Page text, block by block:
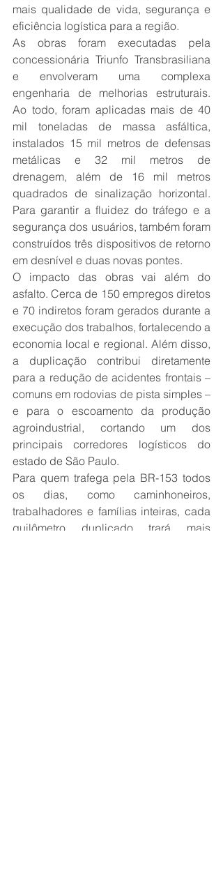
mais qualidade de vida, segurança e
eficiência logística para a região.
As obras foram executadas pela
concessionária Triunfo Transbrasiliana
e envolveram uma complexa
engenharia de melhorias estruturais.
Ao todo, foram aplicadas mais de 40
mil toneladas de massa asfáltica,
instalados 15 mil metros de defensas
metálicas e 32 mil metros de
drenagem, além de 16 mil metros
quadrados de sinalização horizontal.
Para garantir a fluidez do tráfego e a
segurança dos usuários, também foram
construídos três dispositivos de retorno
em desnível e duas novas pontes.
O impacto das obras vai além do
asfalto. Cerca de 150 empregos diretos
e 70 indiretos foram gerados durante a
execução dos trabalhos, fortalecendo a
economia local e regional. Além disso,
a duplicação contribui diretamente
para a redução de acidentes frontais –
comuns em rodovias de pista simples –
e para o escoamento da produção
agroindustrial, cortando um dos
principais corredores logísticos do
estado de São Paulo.
Para quem trafega pela BR-153 todos
os dias, como caminhoneiros,
trabalhadores e famílias inteiras, cada
quilômetro duplicado trará mais